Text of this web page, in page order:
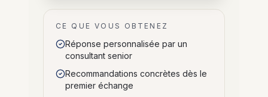
CE QUE VOUS OBTENEZ
Réponse personnalisée par un
consultant senior
Recommandations concrètes dès le
premier échange